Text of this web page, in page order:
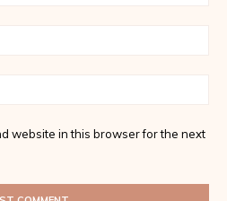
website in this browser for the next